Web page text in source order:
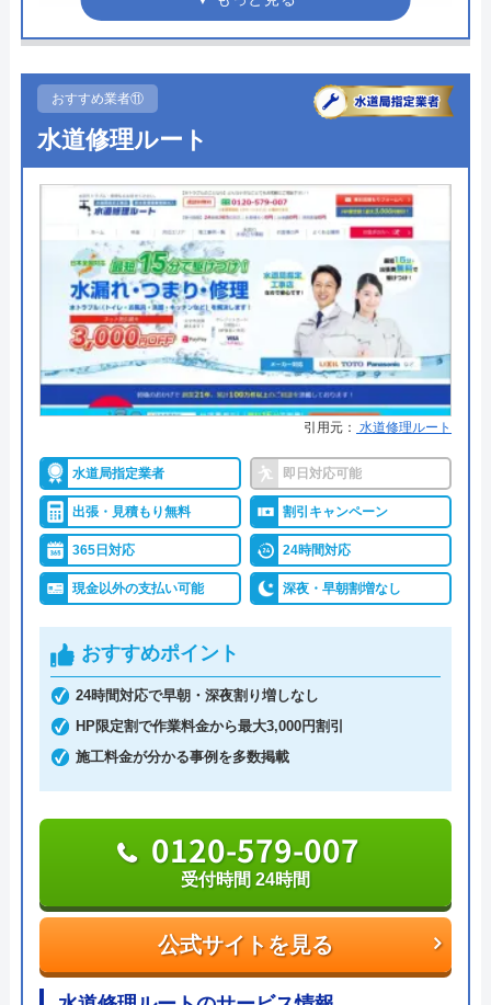
所在地
〒930-0916
対応エリア
株式会社アンスイのクチコミ on
3.9 （7件のクチコミ）
※クチコミの内容について
K H
7 か月前
水栓のトラブルで相談したところ、実績が豊
富で原因の見解にも納得でき、修理もスムー
ズでお値段も安心価格でした。 次回も何か
あればお願いしたいです。
Googleクチコミを見る
●受付時間
●定休日 年中無休
●出張見積もり 無料見積り
カード支払い、コンビニ、銀行支
払、後払い
●累計実績
問い合わせ数10万件以上（2021年5
月累計）
●保証・保険
取り付け器具には1～5年間のメー
カー保証 ※消耗品など一部サービ
スを除く。
詳細は公式HPでご確認ください
水の110番救急車がおすすめの理由
「水の110番救急車」は株式会社RSが運営する水ま
わりの緊急対応サービスです。トイレ、お風呂、キ
ッチンなどの蛇口や排水溝・排水口・排水管つまり
や水漏れ修理に対応。受付時間は7:00～22:00です。
365日年中無休で営業しているので、週末や祝日で
も依頼が可能です。電話を掛けると、受付から最短
30分で駆けつけてくれます。排水管のつまり、あふ
「WEBを見た」と伝えれば、料金から1,000円割引
に。例えば排水管の修理見積は0円。排水管修理費
用は2,200円～。業界最安値に挑戦しているので、良
心的な価格です。
おすすめ業者⑪
水道修理ルート
引用元： 水道修理ルート
水道局指定業者 即日対応可能
出張・見積もり無料 割引キャンペーン
365日対応 24時間対応
現金以外の支払い可能 深夜・早朝割増なし
おすすめポイント
24時間対応で早朝・深夜割り増しなし
HP限定割で作業料金から最大3,000円割引
施工料金が分かる事例を多数掲載
公式サイトを見る
0120-579-007
受付時間 24時間